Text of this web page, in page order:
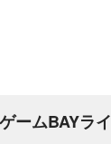
ームBAYラ